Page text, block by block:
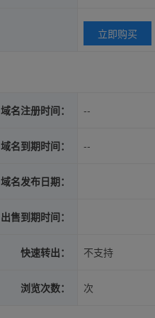
立即购买
域名注册时间： --
域名到期时间： --
域名发布日期：
出售到期时间：
快速转出： 不支持
浏览次数： 次